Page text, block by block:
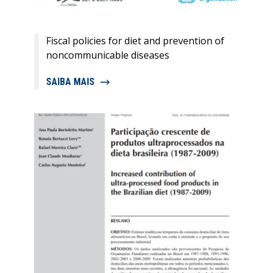
Fiscal policies for diet and prevention of
noncommunicable diseases
SAIBA MAIS